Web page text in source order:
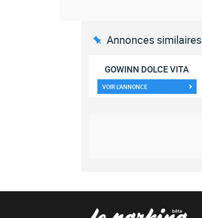
Annonces similaires
GOWINN DOLCE VITA
VOIR L'ANNONCE